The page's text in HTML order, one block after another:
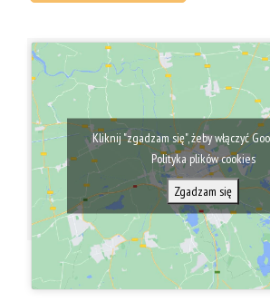
Kliknij "zgadzam się", żeby włączyć
Polityka plików cookies
Zgadzam się